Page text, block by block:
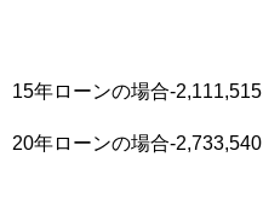
15年ローンの場合-2,111,515
20年ローンの場合-2,733,540